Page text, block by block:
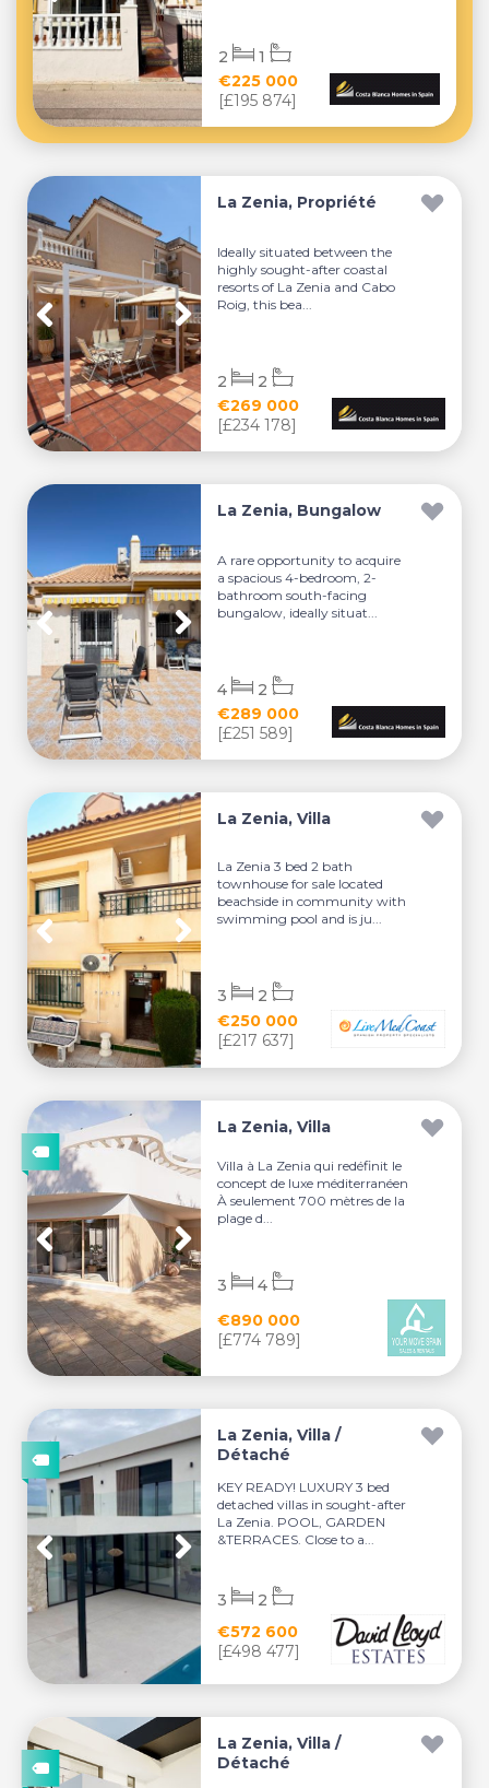
€225 000
[£195 874]
2 1
La Zenia, Propriété
Ideally situated between the
highly sought-after coastal
resorts of La Zenia and Cabo
Roig, this bea...
€269 000
[£234 178]
2 2
La Zenia, Bungalow
A rare opportunity to acquire
a spacious 4-bedroom, 2-
bathroom south-facing
bungalow, ideally situat...
€289 000
[£251 589]
4 2
La Zenia, Villa
La Zenia 3 bed 2 bath
townhouse for sale located
beachside in community with
swimming pool and is ju...
€250 000
[£217 637]
3 2
La Zenia, Villa
Villa à La Zenia qui redéfinit le
concept de luxe méditerranéen
À seulement 700 mètres de la
plage d...
€890 000
[£774 789]
3 4
La Zenia, Villa /
Détaché
KEY READY! LUXURY 3 bed
detached villas in sought-after
La Zenia. POOL, GARDEN
&TERRACES. Close to a...
€572 600
[£498 477]
3 2
La Zenia, Villa /
Détaché